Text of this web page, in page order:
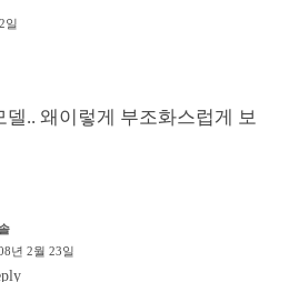
일
.. 왜이렇게 부조화스럽게 보
년 2월 23일